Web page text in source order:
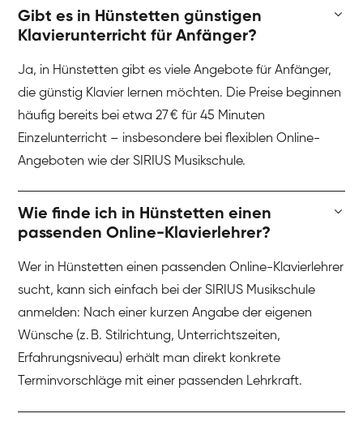
Gibt es in Hünstetten günstigen
Klavierunterricht für Anfänger?
Ja, in Hünstetten gibt es viele Angebote für Anfänger,
die günstig Klavier lernen möchten. Die Preise beginnen
häufig bereits bei etwa 27 € für 45 Minuten
Einzelunterricht – insbesondere bei flexiblen Online-
Angeboten wie der SIRIUS Musikschule.
Wie finde ich in Hünstetten einen
passenden Online-Klavierlehrer?
Wer in Hünstetten einen passenden Online-Klavierlehrer
sucht, kann sich einfach bei der SIRIUS Musikschule
anmelden: Nach einer kurzen Angabe der eigenen
Wünsche (z. B. Stilrichtung, Unterrichtszeiten,
Erfahrungsniveau) erhält man direkt konkrete
Terminvorschläge mit einer passenden Lehrkraft.